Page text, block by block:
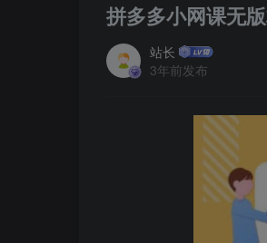
拼多多小网课无
站长
3年前发布